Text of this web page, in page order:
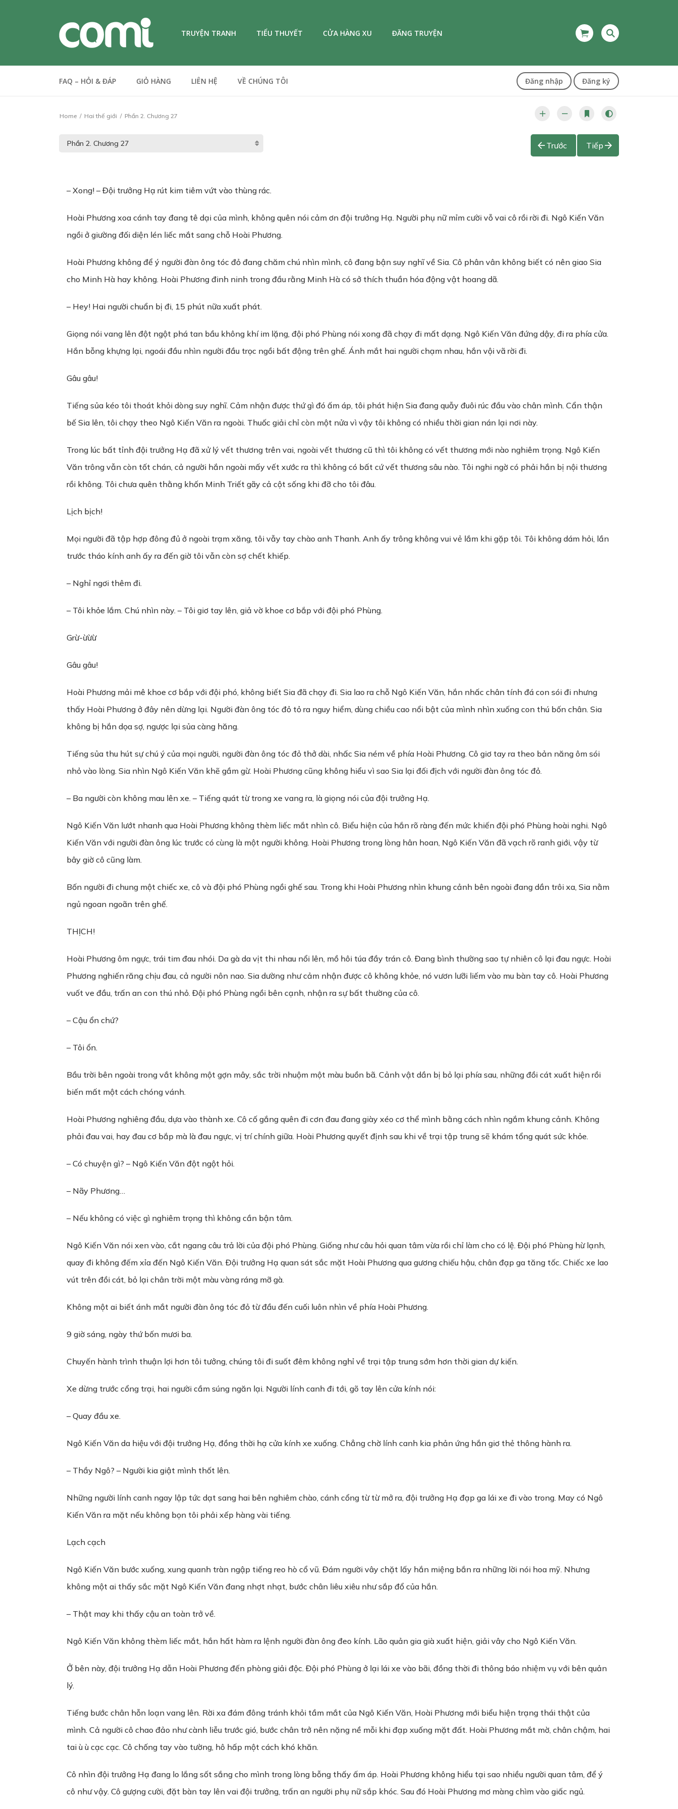
TRUYỆN TRANH TIỂU THUYẾT CỬA HÀNG XU ĐĂNG TRUYỆN
FAQ – HỎI & ĐÁP GIỎ HÀNG LIÊN HỆ VỀ CHÚNG TÔI Đăng nhập Đăng ký
Home Hai thế giới Phần 2. Chương 27
Trước Tiếp
– Xong! – Đội trưởng Hạ rút kim tiêm vứt vào thùng rác.
Hoài Phương xoa cánh tay đang tê dại của mình, không quên nói cảm ơn đội trưởng Hạ. Người phụ nữ mỉm cười vỗ vai cô rồi rời đi. Ngô Kiến Văn
ngồi ở giường đối diện lén liếc mắt sang chỗ Hoài Phương.
Hoài Phương không để ý người đàn ông tóc đỏ đang chăm chú nhìn mình, cô đang bận suy nghĩ về Sia. Cô phân vân không biết có nên giao Sia
cho Minh Hà hay không. Hoài Phương đinh ninh trong đầu rằng Minh Hà có sở thích thuần hóa động vật hoang dã.
– Hey! Hai người chuẩn bị đi, 15 phút nữa xuất phát.
Giọng nói vang lên đột ngột phá tan bầu không khí im lặng, đội phó Phùng nói xong đã chạy đi mất dạng. Ngô Kiến Văn đứng dậy, đi ra phía cửa.
Hắn bỗng khựng lại, ngoái đầu nhìn người đầu trọc ngồi bất động trên ghế. Ánh mắt hai người chạm nhau, hắn vội vã rời đi.
Gâu gâu!
Tiếng sủa kéo tôi thoát khỏi dòng suy nghĩ. Cảm nhận được thứ gì đó ấm áp, tôi phát hiện Sia đang quẫy đuôi rúc đầu vào chân mình. Cẩn thận
bế Sia lên, tôi chạy theo Ngô Kiến Văn ra ngoài. Thuốc giải chỉ còn một nửa vì vậy tôi không có nhiều thời gian nán lại nơi này.
Trong lúc bất tỉnh đội trưởng Hạ đã xử lý vết thương trên vai, ngoài vết thương cũ thì tôi không có vết thương mới nào nghiêm trọng. Ngô Kiến
Văn trông vẫn còn tốt chán, cả người hắn ngoài mấy vết xước ra thì không có bất cứ vết thương sâu nào. Tôi nghi ngờ có phải hắn bị nội thương
rồi không. Tôi chưa quên thằng khốn Minh Triết gãy cả cột sống khi đỡ cho tôi đâu.
Lịch bịch!
Mọi người đã tập hợp đông đủ ở ngoài trạm xăng, tôi vẫy tay chào anh Thanh. Anh ấy trông không vui vẻ lắm khi gặp tôi. Tôi không dám hỏi, lần
trước tháo kính anh ấy ra đến giờ tôi vẫn còn sợ chết khiếp.
– Nghỉ ngơi thêm đi.
– Tôi khỏe lắm. Chú nhìn này. – Tôi giơ tay lên, giả vờ khoe cơ bắp với đội phó Phùng.
Grừ-ừừừ
Gâu gâu!
Hoài Phương mải mê khoe cơ bắp với đội phó, không biết Sia đã chạy đi. Sia lao ra chỗ Ngô Kiến Văn, hắn nhấc chân tính đá con sói đi nhưng
thấy Hoài Phương ở đây nên dừng lại. Người đàn ông tóc đỏ tỏ ra nguy hiểm, dùng chiều cao nổi bật của mình nhìn xuống con thú bốn chân. Sia
không bị hắn dọa sợ, ngược lại sủa càng hăng.
Tiếng sủa thu hút sự chú ý của mọi người, người đàn ông tóc đỏ thở dài, nhấc Sia ném về phía Hoài Phương. Cô giơ tay ra theo bản năng ôm sói
nhỏ vào lòng. Sia nhìn Ngô Kiến Văn khẽ gầm gừ. Hoài Phương cũng không hiểu vì sao Sia lại đối địch với người đàn ông tóc đỏ.
– Ba người còn không mau lên xe. – Tiếng quát từ trong xe vang ra, là giọng nói của đội trưởng Hạ.
Ngô Kiến Văn lướt nhanh qua Hoài Phương không thèm liếc mắt nhìn cô. Biểu hiện của hắn rõ ràng đến mức khiến đội phó Phùng hoài nghi. Ngô
Kiến Văn với người đàn ông lúc trước có cùng là một người không. Hoài Phương trong lòng hân hoan, Ngô Kiến Văn đã vạch rõ ranh giới, vậy từ
bây giờ cô cũng làm.
Bốn người đi chung một chiếc xe, cô và đội phó Phùng ngồi ghế sau. Trong khi Hoài Phương nhìn khung cảnh bên ngoài đang dần trôi xa, Sia nằm
ngủ ngoan ngoãn trên ghế.
THỊCH!
Hoài Phương ôm ngực, trái tim đau nhói. Da gà da vịt thi nhau nổi lên, mồ hôi túa đầy trán cô. Đang bình thường sao tự nhiên cô lại đau ngực. Hoài
Phương nghiến răng chịu đau, cả người nôn nao. Sia dường như cảm nhận được cô không khỏe, nó vươn lưỡi liếm vào mu bàn tay cô. Hoài Phương
vuốt ve đầu, trấn an con thú nhỏ. Đội phó Phùng ngồi bên cạnh, nhận ra sự bất thường của cô.
– Cậu ổn chứ?
– Tôi ổn.
Bầu trời bên ngoài trong vắt không một gợn mây, sắc trời nhuộm một màu buồn bã. Cảnh vật dần bị bỏ lại phía sau, những đồi cát xuất hiện rồi
biến mất một cách chóng vánh.
Hoài Phương nghiêng đầu, dựa vào thành xe. Cô cố gắng quên đi cơn đau đang giày xéo cơ thể mình bằng cách nhìn ngắm khung cảnh. Không
phải đau vai, hay đau cơ bắp mà là đau ngực, vị trí chính giữa. Hoài Phương quyết định sau khi về trại tập trung sẽ khám tổng quát sức khỏe.
– Có chuyện gì? – Ngô Kiến Văn đột ngột hỏi.
– Nãy Phương…
– Nếu không có việc gì nghiêm trọng thì không cần bận tâm.
Ngô Kiến Văn nói xen vào, cắt ngang câu trả lời của đội phó Phùng. Giống như câu hỏi quan tâm vừa rồi chỉ làm cho có lệ. Đội phó Phùng hừ lạnh,
quay đi không đếm xỉa đến Ngô Kiến Văn. Đội trưởng Hạ quan sát sắc mặt Hoài Phương qua gương chiếu hậu, chân đạp ga tăng tốc. Chiếc xe lao
vút trên đồi cát, bỏ lại chân trời một màu vàng ráng mỡ gà.
Không một ai biết ánh mắt người đàn ông tóc đỏ từ đầu đến cuối luôn nhìn về phía Hoài Phương.
9 giờ sáng, ngày thứ bốn mươi ba.
Chuyến hành trình thuận lợi hơn tôi tưởng, chúng tôi đi suốt đêm không nghỉ về trại tập trung sớm hơn thời gian dự kiến.
Xe dừng trước cổng trại, hai người cầm súng ngăn lại. Người lính canh đi tới, gõ tay lên cửa kính nói:
– Quay đầu xe.
Ngô Kiến Văn da hiệu với đội trưởng Hạ, đồng thời hạ cửa kính xe xuống. Chẳng chờ lính canh kia phản ứng hắn giơ thẻ thông hành ra.
– Thầy Ngô? – Người kia giật mình thốt lên.
Những người lính canh ngay lập tức dạt sang hai bên nghiêm chào, cánh cổng từ từ mở ra, đội trưởng Hạ đạp ga lái xe đi vào trong. May có Ngô
Kiến Văn ra mặt nếu không bọn tôi phải xếp hàng vài tiếng.
Lạch cạch
Ngô Kiến Văn bước xuống, xung quanh tràn ngập tiếng reo hò cổ vũ. Đám người vây chặt lấy hắn miệng bắn ra những lời nói hoa mỹ. Nhưng
không một ai thấy sắc mặt Ngô Kiến Văn đang nhợt nhạt, bước chân liêu xiêu như sắp đổ của hắn.
– Thật may khi thấy cậu an toàn trở về.
Ngô Kiến Văn không thèm liếc mắt, hắn hất hàm ra lệnh người đàn ông đeo kính. Lão quản gia già xuất hiện, giải vây cho Ngô Kiến Văn.
Ở bên này, đội trưởng Hạ dẫn Hoài Phương đến phòng giải độc. Đội phó Phùng ở lại lái xe vào bãi, đồng thời đi thông báo nhiệm vụ với bên quản
lý.
Tiếng bước chân hỗn loạn vang lên. Rời xa đám đông tránh khỏi tầm mắt của Ngô Kiến Văn, Hoài Phương mới biểu hiện trạng thái thật của
mình. Cả người cô chao đảo như cành liễu trước gió, bước chân trở nên nặng nề mỗi khi đạp xuống mặt đất. Hoài Phương mắt mờ, chân chậm, hai
tai ù ù cạc cạc. Cô chống tay vào tường, hô hấp một cách khó khăn.
Cô nhìn đội trưởng Hạ đang lo lắng sốt sắng cho mình trong lòng bỗng thấy ấm áp. Hoài Phương không hiểu tại sao nhiều người quan tâm, để ý
cô như vậy. Cô gượng cười, đặt bàn tay lên vai đội trưởng, trấn an người phụ nữ sắp khóc. Sau đó Hoài Phương mơ màng chìm vào giấc ngủ.